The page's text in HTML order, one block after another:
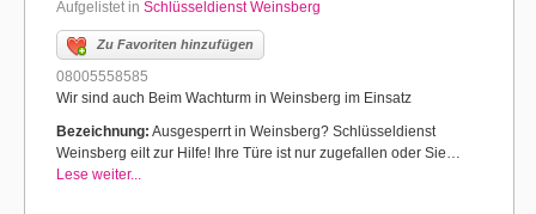
Aufgelistet in Schlüsseldienst Weinsberg
Zu Favoriten hinzufügen
08005558585
Wir sind auch Beim Wachturm in Weinsberg im Einsatz
Bezeichnung: Ausgesperrt in Weinsberg? Schlüsseldienst
Weinsberg eilt zur Hilfe! Ihre Türe ist nur zugefallen oder Sie…
Lese weiter...